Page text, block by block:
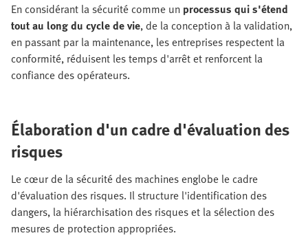
En considérant la sécurité comme un processus qui s'étend
tout au long du cycle de vie, de la conception à la validation,
en passant par la maintenance, les entreprises respectent la
conformité, réduisent les temps d'arrêt et renforcent la
confiance des opérateurs.
Élaboration d'un cadre d'évaluation des
risques
Le cœur de la sécurité des machines englobe lecadre
d'évaluation des risques. Il structure l'identification des
dangers, la hiérarchisation des risques et la sélection des
mesures de protection appropriées.